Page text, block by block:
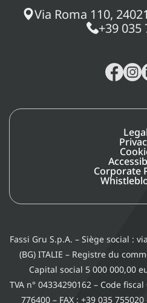
Via Roma 110,
+39 035
Legal
Corporate
Fassi Gru S.p.A. – Siège social :
(BG) ITALIE – Registre du
Capital social 5 000 000,00
TVA n° 04334290162 – Code
776400 – FAX : +39 035